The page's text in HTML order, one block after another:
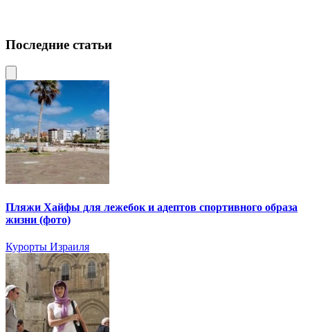
Последние статьи
Пляжи Хайфы для лежебок и адептов спортивного образа
жизни (фото)
Курорты Израиля